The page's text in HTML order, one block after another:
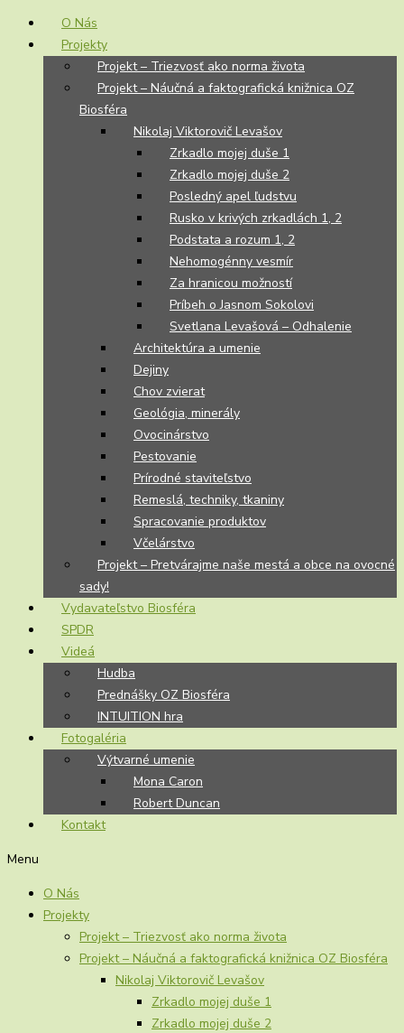
O Nás
Projekty
Projekt – Triezvosť ako norma života
Projekt – Náučná a faktografická knižnica OZ
Biosféra
Nikolaj Viktorovič Levašov
Zrkadlo mojej duše 1
Zrkadlo mojej duše 2
Posledný apel ľudstvu
Rusko v krivých zrkadlách 1, 2
Podstata a rozum 1, 2
Nehomogénny vesmír
Za hranicou možností
Príbeh o Jasnom Sokolovi
Svetlana Levašová – Odhalenie
Architektúra a umenie
Dejiny
Chov zvierat
Geológia, minerály
Ovocinárstvo
Pestovanie
Prírodné staviteľstvo
Remeslá, techniky, tkaniny
Spracovanie produktov
Včelárstvo
Projekt – Pretvárajme naše mestá a obce na ovocné
sady!
Vydavateľstvo Biosféra
SPDR
Videá
Hudba
Prednášky OZ Biosféra
INTUITION hra
Fotogaléria
Výtvarné umenie
Mona Caron
Robert Duncan
Kontakt
Menu
O Nás
Projekty
Projekt – Triezvosť ako norma života
Projekt – Náučná a faktografická knižnica OZ Biosféra
Nikolaj Viktorovič Levašov
Zrkadlo mojej duše 1
Zrkadlo mojej duše 2